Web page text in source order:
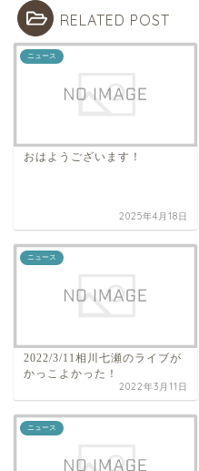
RELATED POST
ニュース
おはようございます！
2025年4月18日
ニュース
2022/3/11相川七瀬のライブが
かっこよかった！
2022年3月11日
ニュース